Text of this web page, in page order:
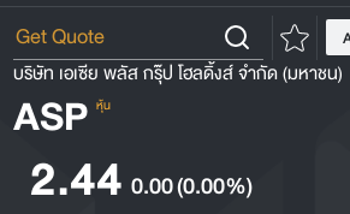
บริษัท เอเซีย พลัส กรุ๊ป โฮลดิ้งส์ จำกัด (มหาชน)
ASP หุ้น
2.44 0.00(0.00%)